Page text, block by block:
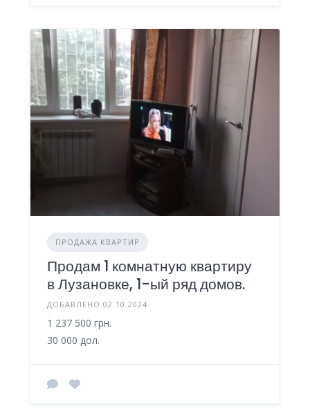
ПРОДАЖА КВАРТИР
Продам 1 комнатную квартиру
в Лузановке, 1-ый ряд домов.
ДОБАВЛЕНО 02.10.2024
1 237 500 грн.
30 000 дол.